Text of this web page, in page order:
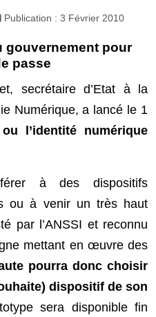
Publication : 3 Février 2010
gouvernement pour
passe
secrétaire d’Etat à la
Numérique, a lancé le 1
ou l’identité numérique
à des dispositifs
ou à venir un très haut
par l’ANSSI et reconnu
mettant en œuvre des
pourra donc choisir
dispositif de son
sera disponible fin